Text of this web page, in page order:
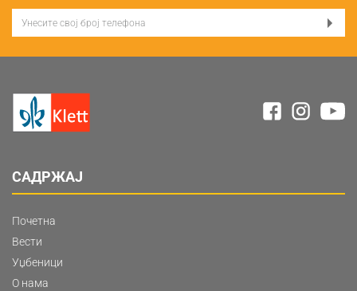
САДРЖАЈ
Почетна
Вести
Уџбеници
О нама